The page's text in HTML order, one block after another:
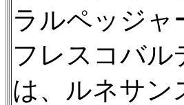
ラルペッジャ
フレスコバル
は、ルネサン